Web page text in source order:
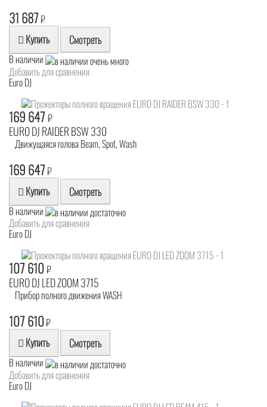
31 687₽
Купить Смотреть
В наличии
Добавить для сравнения
Euro DJ
169 647₽
EURO DJ RAIDER BSW 330
Движущаяся голова Beam, Spot, Wash
169 647₽
Купить Смотреть
В наличии
Добавить для сравнения
Euro DJ
107 610₽
EURO DJ LED ZOOM 3715
Прибор полного движения WASH
107 610₽
Купить Смотреть
В наличии
Добавить для сравнения
Euro DJ